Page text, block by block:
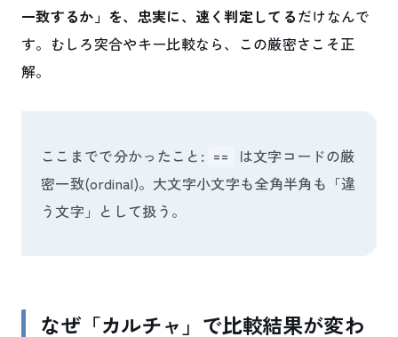
一致するか」を、忠実に、速く判定してるだけなんで
す。むしろ突合やキー比較なら、この厳密さこそ正
解。
ここまでで分かったこと: ==
は文字コードの厳
密一致(ordinal)。大文字小文字も全角半角も「違
う文字」として扱う。
なぜ「カルチャ」で比較結果が変わ